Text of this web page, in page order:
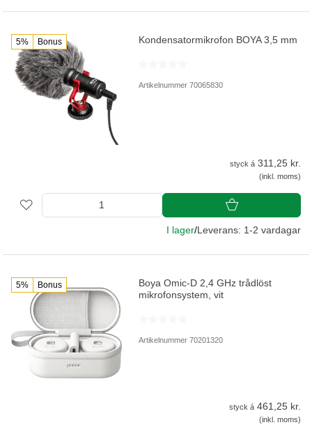
5% Bonus Kondensatormikrofon BOYA 3,5 mm
Artikelnummer 70065830
styck á 311,25 kr.
(inkl. moms)
I lager/Leverans: 1-2 vardagar
5% Bonus
Boya Omic-D 2,4 GHz trådlöst
mikrofonsystem, vit
Artikelnummer 70201320
styck á 461,25 kr.
(inkl. moms)